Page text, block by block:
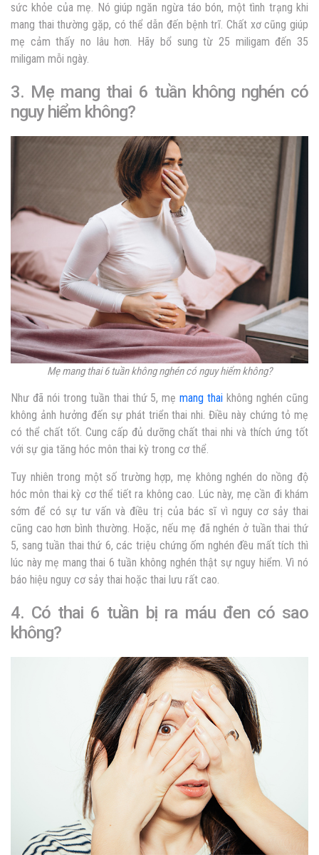
sức khỏe của mẹ. Nó giúp ngăn ngừa táo bón, một tình trạng khi
mang thai thường gặp, có thể dẫn đến bệnh trĩ. Chất xơ cũng giúp
mẹ cảm thấy no lâu hơn. Hãy bổ sung từ 25 miligam đến 35
miligam mỗi ngày.
3. Mẹ mang thai 6 tuần không nghén có
nguy hiểm không?
Mẹ mang thai 6 tuần không nghén có nguy hiểm không?
Như đã nói trong tuần thai thứ 5, mẹmang thai không nghén cũng
không ảnh hưởng đến sự phát triển thai nhi. Điều này chứng tỏ mẹ
có thể chất tốt. Cung cấp đủ dưỡng chất thai nhi và thích ứng tốt
với sự gia tăng hóc môn thai kỳ trong cơ thể.
Tuy nhiên trong một số trường hợp, mẹ không nghén do nồng độ
hóc môn thai kỳ cơ thể tiết ra không cao. Lúc này, mẹ cần đi khám
sớm để có sự tư vấn và điều trị của bác sĩ vì nguy cơ sảy thai
cũng cao hơn bình thường. Hoặc, nếu mẹ đã nghén ở tuần thai thứ
5, sang tuần thai thứ 6, các triệu chứng ốm nghén đều mất tích thì
lúc này mẹ mang thai 6 tuần không nghén thật sự nguy hiểm. Vì nó
báo hiệu nguy cơ sảy thai hoặc thai lưu rất cao.
4. Có thai 6 tuần bị ra máu đen có sao
không?